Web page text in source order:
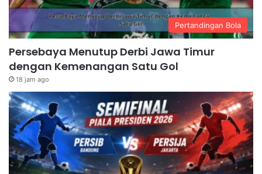
Pertandingan Bola
Persebaya Menutup Derbi Jawa Timur
dengan Kemenangan Satu Gol
18 jam ago